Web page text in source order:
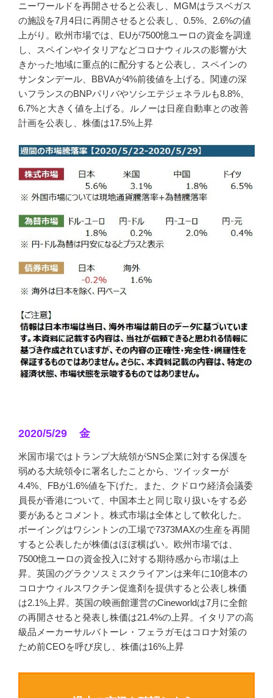
ニーワールドを再開させると公表し、MGMはラスベガス
の施設を7月4日に再開させると公表し、0.5%、2.6%の値
上がり。欧州市場では、EUが7500憶ユーロの資金を調達
し、スペインやイタリアなどコロナウィルスの影響が大
きかった地域に重点的に配分すると公表し、スペインの
サンタンデール、BBVAが4%前後値を上げる。関連の深
いフランスのBNPパリバやソシエテジェネラルも8.8%、
6.7%と大きく値を上げる。ルノーは日産自動車との改善
計画を公表し、株価は17.5%上昇
2020/5/29 金
米国市場ではトランプ大統領がSNS企業に対する保護を
弱める大統領令に署名したことから、ツイッターが
4.4%、FBが1.6%値を下げた。また、クドロウ経済会議委
員長が香港について、中国本土と同じ取り扱いをする必
要があるとコメント。株式市場は全体として軟化した。
ボーイングはワシントンの工場で7373MAXの生産を再開
すると公表したが株価はほぼ横ばい。欧州市場では、
7500憶ユーロの資金投入に対する期待感から市場は上
昇。英国のグラクソスミスクライアンは来年に10億本の
コロナウィルスワクチン促進剤を提供すると公表し株価
は2.1%上昇。英国の映画館運営のCineworldは7月に全館
の再開させると発表し株価は21.4%の上昇。イタリアの高
級品メーカーサルバトーレ・フェラガモはコロナ対策の
ため前CEOを呼び戻し、株価は16%上昇